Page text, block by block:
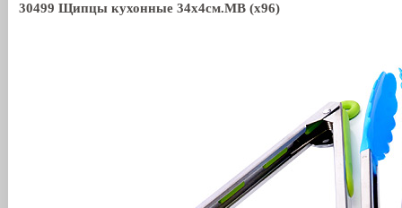
30499 Щипцы кухонные 34х4см.MB (х96)